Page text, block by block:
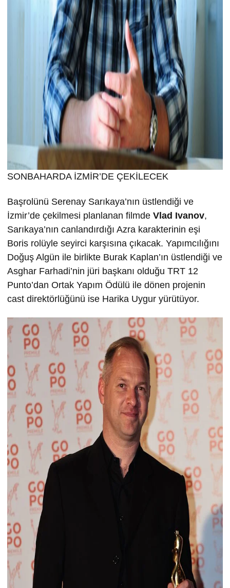
SONBAHARDA İZMİR’DE ÇEKİLECEK
Başrolünü Serenay Sarıkaya’nın üstlendiği ve
İzmir’de çekilmesi planlanan filmde Vlad Ivanov,
Sarıkaya’nın canlandırdığı Azra karakterinin eşi
Boris rolüyle seyirci karşısına çıkacak. Yapımcılığını
Doğuş Algün ile birlikte Burak Kaplan’ın üstlendiği ve
Asghar Farhadi’nin jüri başkanı olduğu TRT 12
Punto’dan Ortak Yapım Ödülü ile dönen projenin
cast direktörlüğünü ise Harika Uygur yürütüyor.